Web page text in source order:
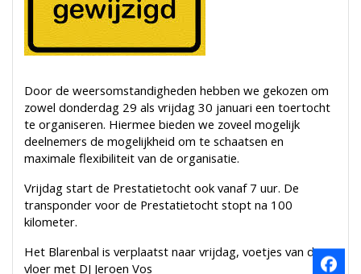
Door de weersomstandigheden hebben we gekozen om
zowel donderdag 29 als vrijdag 30 januari een toertocht
te organiseren. Hiermee bieden we zoveel mogelijk
deelnemers de mogelijkheid om te schaatsen en
maximale flexibiliteit van de organisatie.
Vrijdag start de Prestatietocht ook vanaf 7 uur. De
transponder voor de Prestatietocht stopt na 100
kilometer.
Het Blarenbal is verplaatst naar vrijdag, voetjes van de
vloer met DJ Jeroen Vos